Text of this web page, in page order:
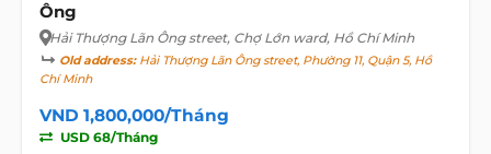
Ông
Hải Thượng Lãn Ông street, Chợ Lớn ward, Hồ Chí Minh
Old address:Hải Thượng Lãn Ông street, Phường 11, Quận 5, Hồ
Chí Minh
VND 1,800,000/Tháng
USD 68/Tháng